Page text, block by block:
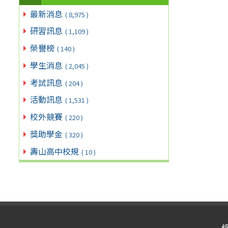
最新消息 ( 8,975 )
研習訊息 ( 1,109 )
榮譽榜 ( 140 )
學生消息 ( 2,045 )
考試訊息 ( 204 )
活動訊息 ( 1,531 )
校外競賽 ( 220 )
獎助學金 ( 320 )
壽山高中校規 ( 10 )